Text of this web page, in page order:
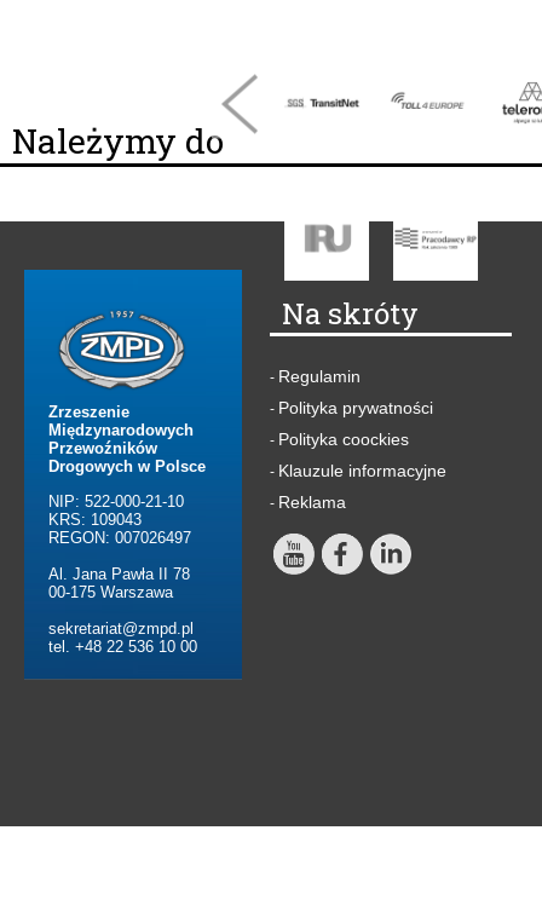
Należymy do
Zrzeszenie
Międzynarodowych
Przewoźników
Drogowych w Polsce
NIP: 522-000-21-10
KRS: 109043
REGON: 007026497
Al. Jana Pawła II 78
00-175 Warszawa
sekretariat@zmpd.pl
tel. +48 22 536 10 00
Na skróty
- Regulamin
- Polityka prywatności
- Polityka coockies
- Klauzule informacyjne
- Reklama